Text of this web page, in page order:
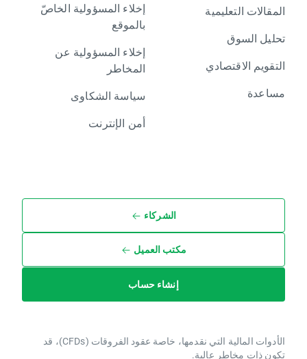
المقالات التعليمية
تحليل السوق
التقويم الاقتصادي
مساعدة
إخلاء المسؤولية الخاصّ
بالموقع
إخلاء المسؤولية عن
المخاطر
سياسة الشكاوى
أمن الإنترنت
الشركاء
مكتب العميل
إنشاء حساب
الأدوات المالية التي نقدمها، خاصة عقود الفروقات (CFDs)، قد
تكون ذات مخاطر عالية.